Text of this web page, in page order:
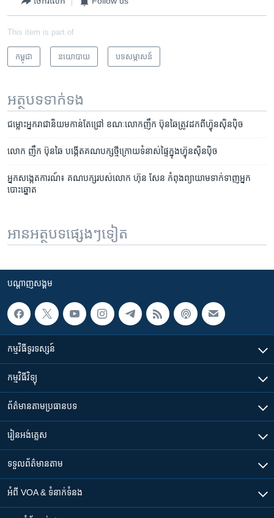
This item is part of
កម្ពុជា នយោបាយ បទ​សម្ភាសន៍
អត្ថបទ​ទាក់ទង
ជម្លោះ​អ្នក​រាជានិយម​កាន់​តែ​ជ្រៅ​ ខណៈ​លោក​ញឹក ប៊ុនឆៃ​ត្រូវ​ដក​ពី​ហ្វ៊ុនស៊ិនប៉ិច
លោក ញឹក ប៊ុនឆៃ បង្កើត​គណបក្ស​ថ្មី​ក្រោយ​ទំនាស់​ផ្ទៃ​ក្នុង​ហ្វ៊ុនស៊ិនប៉ិច
អ្នក​សង្កេត​ការណ៍៖​ គណបក្ស​របស់​លោក ​ហ៊ុន សែន​ កំពុង​ព្យាយាម​ទាក់ទាញ​អ្នក​
បោះឆ្នោត
អានអត្ថបទផ្សេងៗទៀត
បណ្តាញ​សង្គម
កម្មវិធី​ទូរទស្សន៍
កម្មវិធី​វិទ្យុ
ព័ត៌មាន​តាមប្រធានបទ​
រៀន​​អង់គ្លេស
ទទួល​ព័ត៌មាន​តាម
អំពី​ VOA & ទំនាក់ទំនង